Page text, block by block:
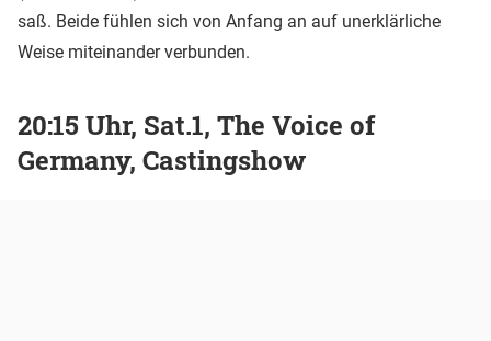
saß. Beide fühlen sich von Anfang an auf unerklärliche
Weise miteinander verbunden.
20:15 Uhr, Sat.1, The Voice of
Germany, Castingshow